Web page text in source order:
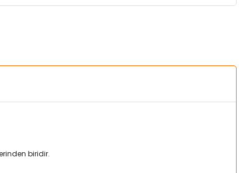
biridir.